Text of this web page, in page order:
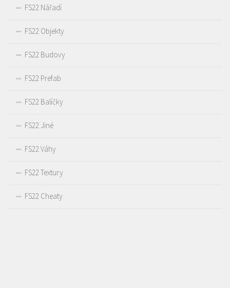
FS22 Nářadí
FS22 Objekty
FS22 Budovy
FS22 Prefab
FS22 Balíčky
FS22 Jiné
FS22 Váhy
FS22 Textury
FS22 Cheaty